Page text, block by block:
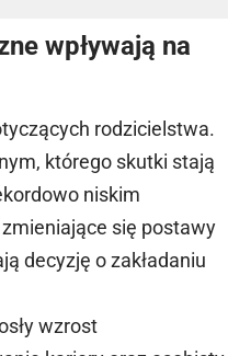
wpływają na
rodzicielstwa.
którego skutki stają
niskim
się postawy
decyzję o zakładaniu
wzrost